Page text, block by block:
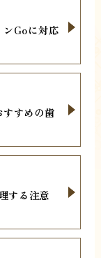
ンGoに対応
すすめの歯
する注意